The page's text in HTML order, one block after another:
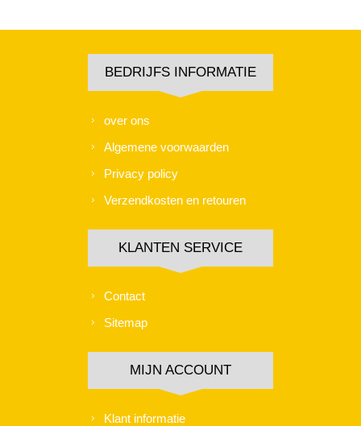
BEDRIJFS INFORMATIE
over ons
Algemene voorwaarden
Privacy policy
Verzendkosten en retouren
KLANTEN SERVICE
Contact
Sitemap
MIJN ACCOUNT
Klant informatie